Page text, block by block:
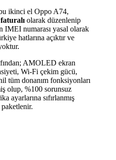
ikinci el Oppo A74,
olarak düzenlenip
IMEI numarası yasal olarak
hatlarına açıktır ve
AMOLED ekran
Wi-Fi çekim gücü,
tüm donanım fonksiyonları
olup, %100 sorunsuz
ayarlarına sıfırlanmış